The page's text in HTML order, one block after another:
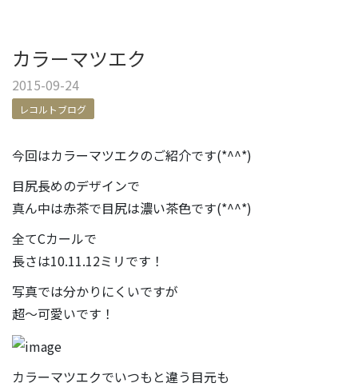
カラーマツエク
2015-09-24
レコルトブログ
今回はカラーマツエクのご紹介です(*^^*)
目尻長めのデザインで
真ん中は赤茶で目尻は濃い茶色です(*^^*)
全てCカールで
長さは10.11.12ミリです！
写真では分かりにくいですが
超～可愛いです！
カラーマツエクでいつもと違う目元も